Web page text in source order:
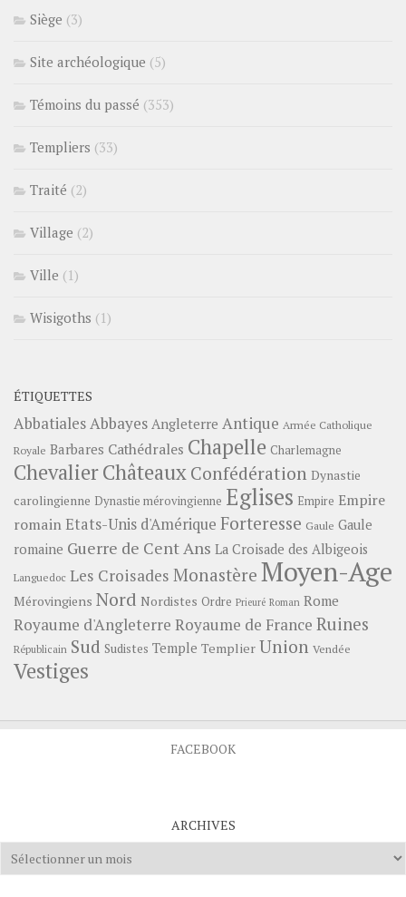
Siège (3)
Site archéologique (5)
Témoins du passé (353)
Templiers (33)
Traité (2)
Village (2)
Ville (1)
Wisigoths (1)
ÉTIQUETTES
Abbatiales Abbayes Angleterre Antique Armée Catholique
Royale Barbares Cathédrales Chapelle Charlemagne
ChevalierChâteauxConfédération Dynastie
carolingienne Dynastie mérovingienne Eglises Empire Empire
romainEtats-Unis d'Amérique Forteresse Gaule Gaule
romaine Guerre de Cent Ans La Croisade des Albigeois
Languedoc Les Croisades Monastère Moyen-Age
Mérovingiens Nord Nordistes Ordre Prieuré Roman Rome
Royaume d'Angleterre Royaume de France Ruines
Républicain Sud Sudistes Temple Templier Union Vendée
Vestiges
FACEBOOK
ARCHIVES
Archives